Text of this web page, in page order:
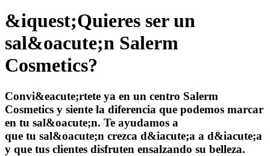
&iquest;Quieres ser un
sal&oacute;n Salerm
Cosmetics?
Convi&eacute;rtete ya en un centro Salerm
Cosmetics y siente la diferencia que podemos marcar
en tu sal&oacute;n. Te ayudamos a
que tu sal&oacute;n crezca d&iacute;a a d&iacute;a
y que tus clientes disfruten ensalzando su belleza.